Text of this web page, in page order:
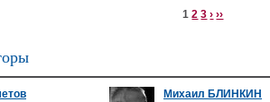
1 2 3 › ››
Михаил БЛИНКИН